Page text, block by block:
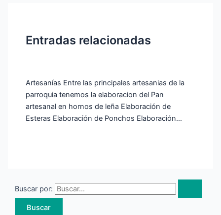
Entradas relacionadas
Artesanías Entre las principales artesanias de la
parroquia tenemos la elaboracion del Pan
artesanal en hornos de leña Elaboración de
Esteras Elaboración de Ponchos Elaboración…
Buscar por: